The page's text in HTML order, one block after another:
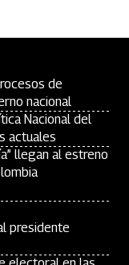
de
nacional
Nacional del
actuales
llegan al estreno
presidente